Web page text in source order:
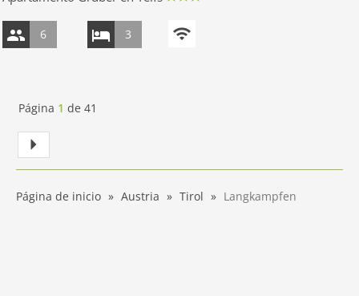
6 3
Página 1 de 41
Página de inicio Austria Tirol Langkampfen